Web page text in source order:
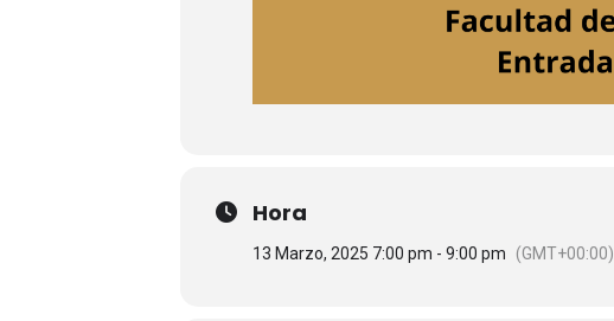
Hora
13 Marzo, 2025 7:00 pm - 9:00 pm (GMT+00:00)